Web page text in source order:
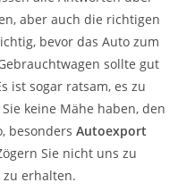
aber auch die richtigen
bevor das Auto zum
sollte gut
ist sogar ratsam, es zu
keine Mähe haben, den
besonders Autoexport
Sie nicht uns zu
erhalten.